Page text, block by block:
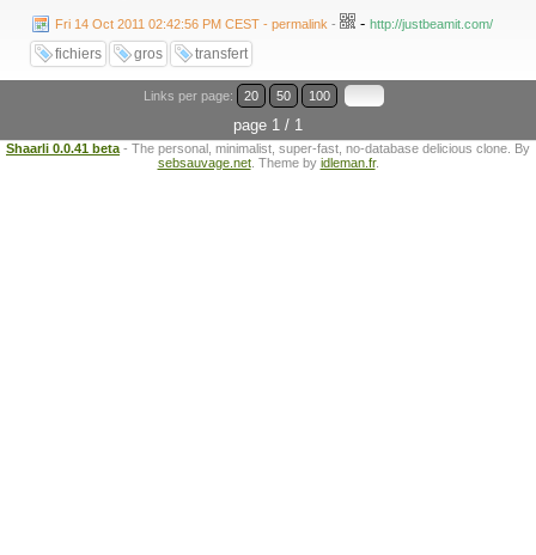
Fri 14 Oct 2011 02:42:56 PM CEST - permalink - - http://justbeamit.com/
fichiers gros transfert
Links per page: 20 50 100
page 1 / 1
Shaarli 0.0.41 beta - The personal, minimalist, super-fast, no-database delicious clone. By
sebsauvage.net. Theme by idleman.fr.